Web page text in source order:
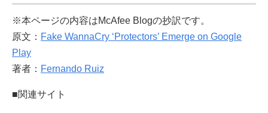
※本ページの内容はMcAfee Blogの抄訳です。
原文： Fake WannaCry ‘Protectors’ Emerge on Google
Play
著者： Fernando Ruiz
■関連サイト